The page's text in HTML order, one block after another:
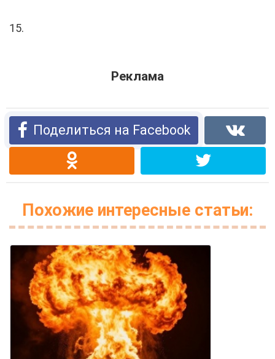
15.
Реклама
Поделиться на Facebook
Похожие интересные статьи: